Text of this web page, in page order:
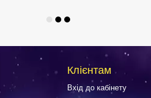
Клієнтам
Вхід до кабінету